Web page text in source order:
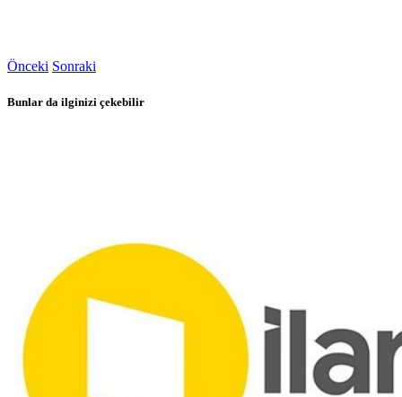
Önceki Sonraki
Bunlar da ilginizi çekebilir